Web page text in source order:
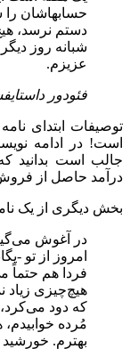
حسابهاشان را
دستم نرسد،
شبانه روز
عزیزم.
فئودور داستایفسکی 23 مه 1867 از
توصیفات ابتدای
است! در ادامه
جالب است بدانید
درآمد حاصل از
بخش دیگری از یک
در آغوش
امروز از تو -
فردا هم حتماً
هیچ‌چیزی زیاد
که دود
مُرده
بهترم.